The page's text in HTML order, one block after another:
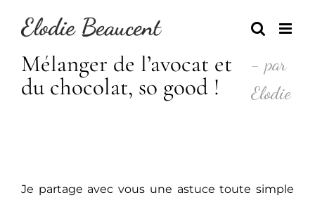
Mélanger de l’avocat et
du chocolat, so good !
- par
Elodie
Je partage avec vous une astuce toute simple